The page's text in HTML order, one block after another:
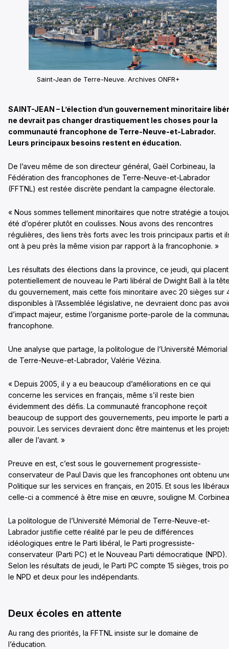
Saint-Jean de Terre-Neuve. Archives ONFR+
SAINT-JEAN – L’élection d’un gouvernement minoritaire
ne devrait pas changer drastiquement les choses pour la
communauté francophone de Terre-Neuve-et-Labrador.
Leurs principaux besoins restent en éducation.
De l’aveu même de son directeur général, Gaël Corbineau, la
Fédération des francophones de Terre-Neuve-et-Labrador
(FFTNL) est restée discrète pendant la campagne électorale.
« Nous sommes tellement minoritaires que notre stratégie a
été d’opérer plutôt en coulisses. Nous avons des rencontres
régulières, des liens très forts avec les trois principaux partis et
ont à peu près la même vision par rapport à la francophonie. »
Les résultats des élections dans la province, ce jeudi, qui placent
potentiellement de nouveau le Parti libéral de Dwight Ball à la
du gouvernement, mais cette fois minoritaire avec 20 sièges sur
disponibles à l’Assemblée législative, ne devraient donc pas
d’impact majeur, estime l’organisme porte-parole de la
francophone.
Une analyse que partage, la politologue de l’Université Mémorial
de Terre-Neuve-et-Labrador, Valérie Vézina.
« Depuis 2005, il y a eu beaucoup d’améliorations en ce qui
concerne les services en français, même s’il reste bien
évidemment des défis. La communauté francophone reçoit
beaucoup de support des gouvernements, peu importe le parti
pouvoir. Les services devraient donc être maintenus et les
aller de l’avant. »
Preuve en est, c’est sous le gouvernement progressiste-
conservateur de Paul Davis que les francophones ont obtenu
Politique sur les services en français, en 2015. Et sous les
celle-ci a commencé à être mise en œuvre, souligne M.
La politologue de l’Université Mémorial de Terre-Neuve-et-
Labrador justifie cette réalité par le peu de différences
idéologiques entre le Parti libéral, le Parti progressiste-
conservateur (Parti PC) et le Nouveau Parti démocratique (NPD).
Selon les résultats de jeudi, le Parti PC compte 15 sièges, trois
le NPD et deux pour les indépendants.
Deux écoles en attente
Au rang des priorités, la FFTNL insiste sur le domaine de
l’éducation.